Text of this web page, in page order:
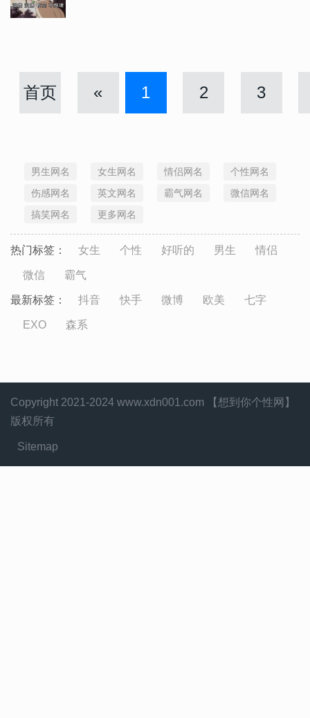
首页 « 1 2 3
男生网名 女生网名 情侣网名
个性网名
伤感网名
英文网名 霸气网名
微信网名
搞笑网名
更多网名
热门标签： 女生 个性 好听的 男生 情侣
微信 霸气
最新标签： 抖音 快手 微博 欧美 七字
EXO 森系
Copyright 2021-2024 www.xdn001.com 【想到你个性网】
版权所有
Sitemap